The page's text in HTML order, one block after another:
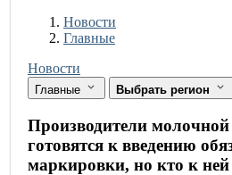
Новости
Разделы
Новости
Главные
Новости
Главные Выбрать регион
Производители
готовятся к введению
маркировки, но кто к ней